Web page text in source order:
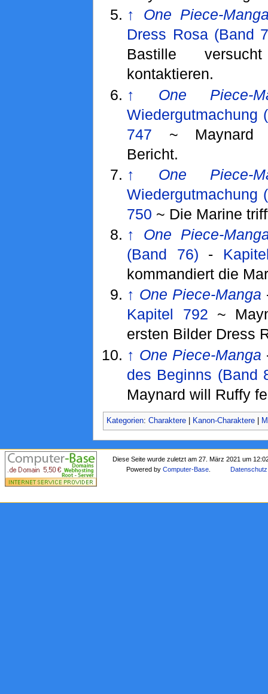
↑
One Piece-
Dress Rosa (Band
Bastille
kontaktieren.
↑
One Piece-
Wiedergutmachung
747 ~ Maynard
Bericht.
↑
One Piece-
Wiedergutmachung
750 ~ Die Marine
↑
One Piece-
(Band 76) -
kommandiert die
↑ One Piece-Manga
Kapitel 792 ~
ersten Bilder Dress
↑ One Piece-Manga
des Beginns (Band
Maynard will Ruffy
Kategorien: Charaktere| Kanon-Charaktere|
Diese Seite wurde zuletzt am 27. März 2021 um
Powered byComputer-Base Datenschutz